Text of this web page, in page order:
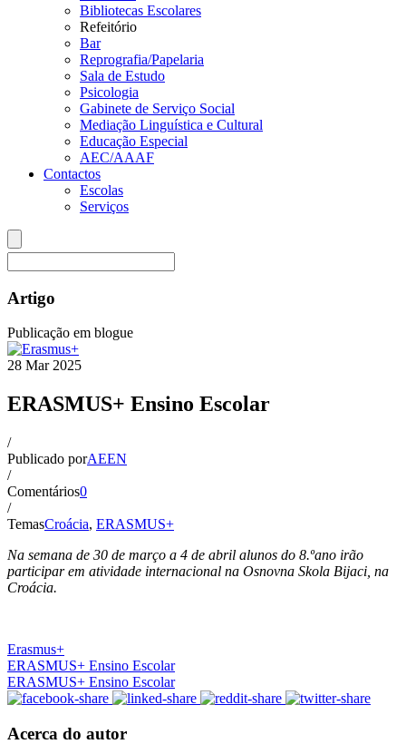
Bibliotecas Escolares
Refeitório
Bar
Reprografia/Papelaria
Sala de Estudo
Psicologia
Gabinete de Serviço Social
Mediação Linguística e Cultural
Educação Especial
AEC/AAAF
Contactos
Escolas
Serviços
Artigo
Publicação em blogue
28 Mar 2025
ERASMUS+ Ensino Escolar
/
Publicado porAEEN
/
Comentários0
/
TemasCroácia, ERASMUS+
Na semana de 30 de março a 4 de abril alunos do 8.ºano irão
participar em atividade internacional na Osnovna Skola Bijaci, na
Croácia.
Erasmus+
ERASMUS+ Ensino Escolar
ERASMUS+ Ensino Escolar
Acerca do autor